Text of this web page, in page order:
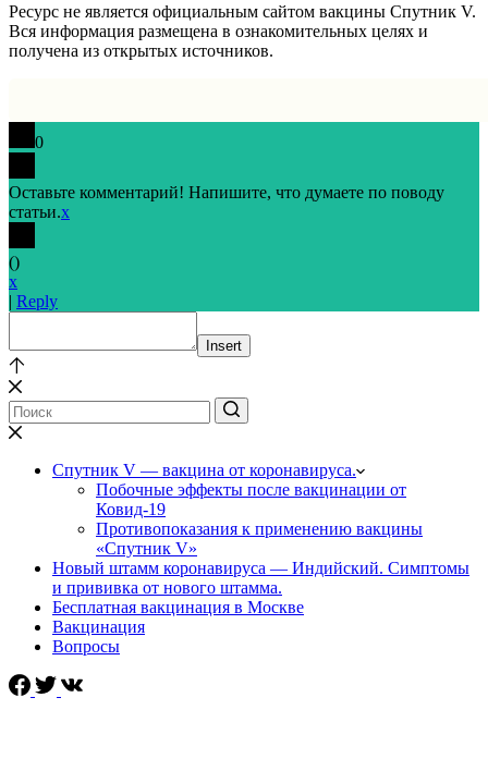
Ресурс не является официальным сайтом вакцины Спутник V.
Вся информация размещена в ознакомительных целях и
получена из открытых источников.
0
Оставьте комментарий! Напишите, что думаете по поводу
статьи.x
()
x
| Reply
Insert
Спутник V — вакцина от коронавируса.
Побочные эффекты после вакцинации от
Ковид-19
Противопоказания к применению вакцины
«Спутник V»
Новый штамм коронавируса — Индийский. Симптомы
и прививка от нового штамма.
Бесплатная вакцинация в Москве
Вакцинация
Вопросы